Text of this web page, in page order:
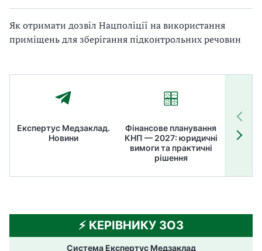
Як отримати дозвіл Нацполіції на використання
приміщень для зберігання підконтрольних речовин
Експертус Медзаклад.
Новини
Фінансове планування
КНП — 2027: юридичні
вимоги та практичні
рішення
⚡️ КЕРІВНИКУ ЗОЗ
Система Експертус Медзаклад